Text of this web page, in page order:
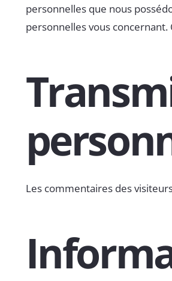
personnelles que nous
personnelles vous
Les commentaires des